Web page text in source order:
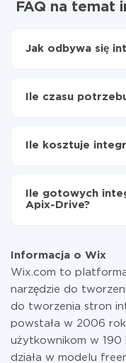
FAQ na temat
Jak odbywa się
Włącz
Ile czasu
od 5 do 30 minut.
Ile kosztuje
Płacisz tylko za
przekazywana z
w razie potrzeby
informacji otaryfach.
Ile gotowych
Apix-Drive?
Informacja o Wix
Wix.com to
narzędzie do
do tworzenia stron
powstała w 2006
użytkownikom w 190
działa w modelu